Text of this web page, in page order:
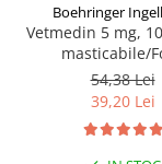
Boehringer
Vetmedin 5 mg,
masticabile/
54,38 Lei
39,20 Lei